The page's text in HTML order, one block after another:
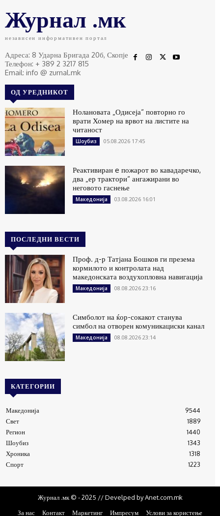
Журнал .мк
независен информативен портал
Адреса: 8 Ударна Бригада 20б, Скопје
Телефон: + 389 2 3217 815
Email: info @ zurnal.mk
ОД УРЕДНИКОТ
Нолановата „Одисеја“ повторно го
врати Хомер на врвот на листите на
читаност
Шоубиз 05.08.2026 17:45
Реактивиран e пожарот во кавадаречко,
два „ер трактори“ ангажирани во
неговото гаснење
Македонија 03.08.2026 16:01
ПОСЛЕДНИ ВЕСТИ
Проф. д-р Татјана Бошков ги презема
кормилото и контролата над
македонската воздухопловна навигација
Македонија 08.08.2026 23:16
Симболот на ќор-сокакот станува
симбол на отворен комуникациски канал
Македонија 08.08.2026 23:14
КАТЕГОРИИ
Македонија
9544
Свет
1889
Регион
1440
Шоубиз
1343
Хроника
1318
Спорт
1223
Журнал .мк © - 2025 // Develped by Anet.com.mk
За нас
Контакт Маркетинг Импресум Услови за користење